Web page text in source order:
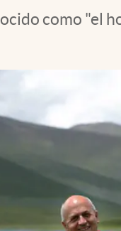
como "el